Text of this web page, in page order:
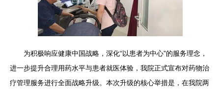
为积极响应健康中国战略，深化“以患者为中心”的服务理念，
进一步提升合理用药水平与患者就医体验，我院正式宣布对药物治
疗管理服务进行全面战略升级。本次升级的核心举措是，在我院两